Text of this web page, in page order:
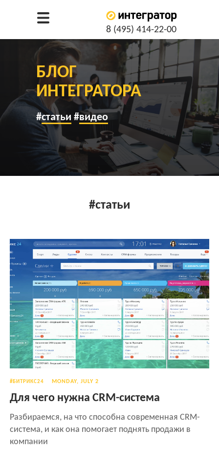
8 (495) 414-22-00
Битрикс24.CRM
БЛОГ
ИНТЕГРАТОРА
#статьи #видео
#статьи
#БИТРИКС24 MONDAY, JULY 2
Для чего нужна CRM-система
Разбираемся, на что способна современная CRM-
система, и как она помогает поднять продажи в
компании